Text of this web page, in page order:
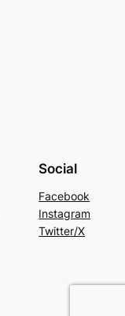
Social
Facebook
Instagram
Twitter/X